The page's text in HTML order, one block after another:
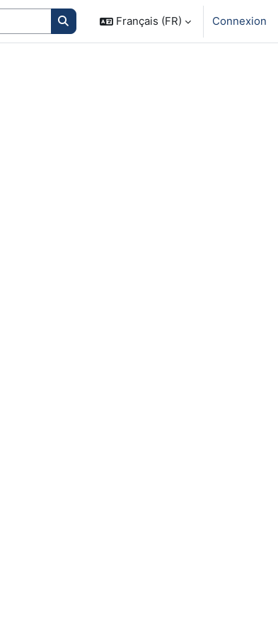
Search coursesFrançais (FR) Connexion